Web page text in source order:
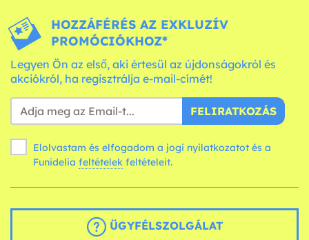
HOZZÁFÉRÉS AZ EXKLUZÍV
PROMÓCIÓKHOZ*
Legyen Ön az első, aki értesül az újdonságokról és
akciókról, ha regisztrálja e-mail-címét!
FELIRATKOZÁS
Elolvastam és elfogadom a jogi nyilatkozatot és a
Funidelia feltételek feltételeit.
ÜGYFÉLSZOLGÁLAT